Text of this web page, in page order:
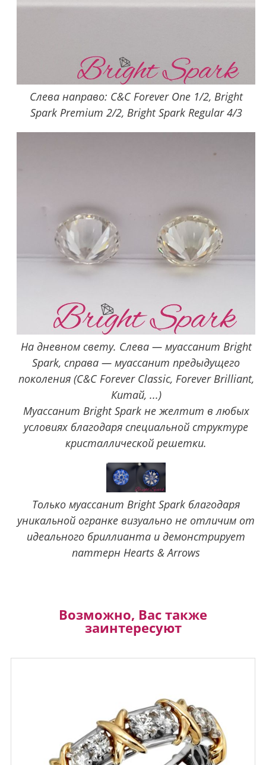
Слева направо: C&C Forever One 1/2, Bright
Spark Premium 2/2, Bright Spark Regular 4/3
На дневном свету. Слева — муассанит Bright
Spark, справа — муассанит предыдущего
поколения (C&C Forever Classic, Forever Brilliant,
Китай, ...)
Муассанит Bright Spark не желтит в любых
условиях благодаря специальной структуре
кристаллической решетки.
Только муассанит Bright Spark благодаря
уникальной огранке визуально не отличим от
идеального бриллианта и демонстрирует
паттерн Hearts & Arrows
Возможно, Вас также
заинтересуют